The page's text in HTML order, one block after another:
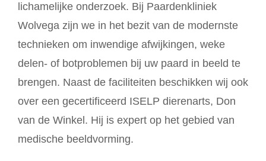
lichamelijke onderzoek. Bij Paardenkliniek
Wolvega zijn we in het bezit van de modernste
technieken om inwendige afwijkingen, weke
delen- of botproblemen bij uw paard in beeld te
brengen. Naast de faciliteiten beschikken wij ook
over een gecertificeerd ISELP dierenarts, Don
van de Winkel. Hij is expert op het gebied van
medische beeldvorming.